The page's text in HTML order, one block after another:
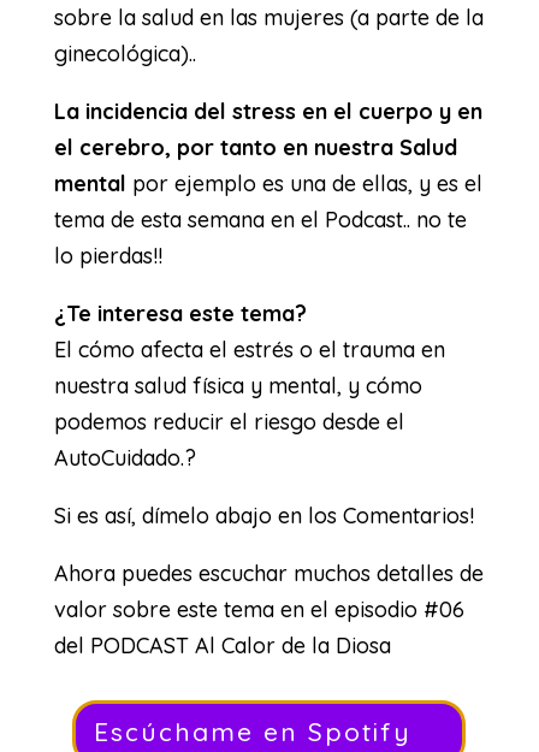
sobre la salud en las mujeres (a parte de la
ginecológica)..
La incidencia del stress en el cuerpo y en
el cerebro, por tanto en nuestra Salud
mental por ejemplo es una de ellas, y es el
tema de esta semana en el Podcast.. no te
lo pierdas!!
¿Te interesa este tema?
El cómo afecta el estrés o el trauma en
nuestra salud física y mental, y cómo
podemos reducir el riesgo desde el
AutoCuidado.?
Si es así, dímelo abajo en los Comentarios!
Ahora puedes escuchar muchos detalles de
valor sobre este tema en el episodio #06
del PODCAST Al Calor de la Diosa
Escúchame en Spotify